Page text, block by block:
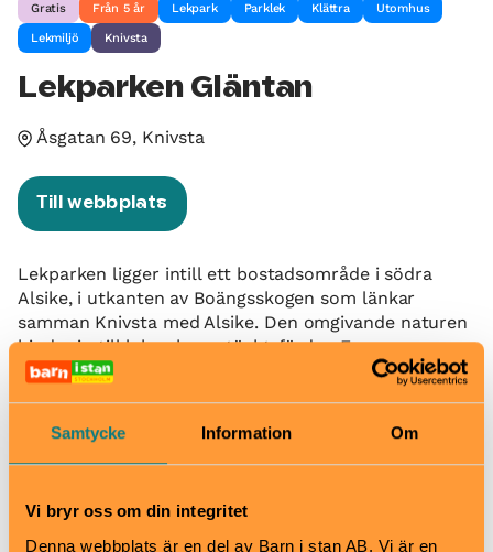
Samtycke Information Om
Vi bryr oss om din integritet
Denna webbplats är en del av Barn i stan AB. Vi är en
Gratis Från 5 år Lekpark Parklek Klättra Utomhus
Lekmiljö Knivsta
Lekparken Gläntan
Åsgatan 69, Knivsta
Till webbplats
Lekparken ligger intill ett bostadsområde i södra
Alsike, i utkanten av Boängsskogen som länkar
samman Knivsta med Alsike. Den omgivande naturen
bjuder in till lek och upptäcktsfärder. En av
höjdpunkterna i Gläntan är hinderbanan, med flera
grillplats samt en större gräsmatta för picknick, lek,
bollsport eller andra aktiviteter. Större delen av
platser.